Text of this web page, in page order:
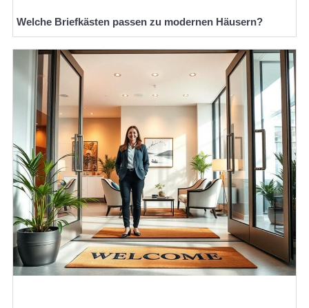
Welche Briefkästen passen zu modernen Häusern?